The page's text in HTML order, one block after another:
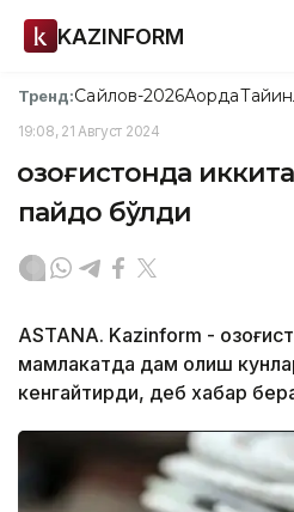
KAZINFORM
Тренд:Сайлов-2026Ақорда
19:08, 21 Август 2024
Қозоғистонда
пайдо бўлди
ASTANA. Kazinform -
мамлакатда дам олиш
кенгайтирди, деб хабар